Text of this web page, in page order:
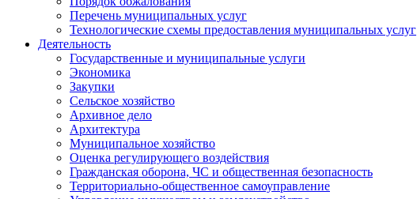
Перечень муниципальных услуг
Технологические схемы предоставления муниципальных услуг
Деятельность
Государственные и муниципальные услуги
Экономика
Закупки
Сельское хозяйство
Архивное дело
Архитектура
Муниципальное хозяйство
Оценка регулирующего воздействия
Гражданская оборона, ЧС и общественная безопасность
Территориально-общественное самоуправление